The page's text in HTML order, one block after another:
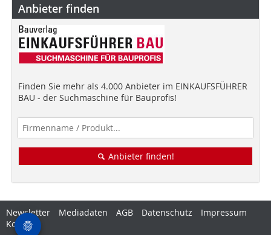
Anbieter finden
Finden Sie mehr als 4.000 Anbieter im EINKAUFSFÜHRER
BAU - der Suchmaschine für Bauprofis!
Anbieter finden!
Newsletter Mediadaten AGB Datenschutz
Impressum
Kontakt